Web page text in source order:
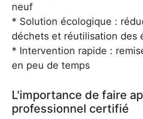
neuf
* Solution écologique :
déchets et réutilisation des
* Intervention rapide :
en peu de temps
L'importance de faire
professionnel certifié